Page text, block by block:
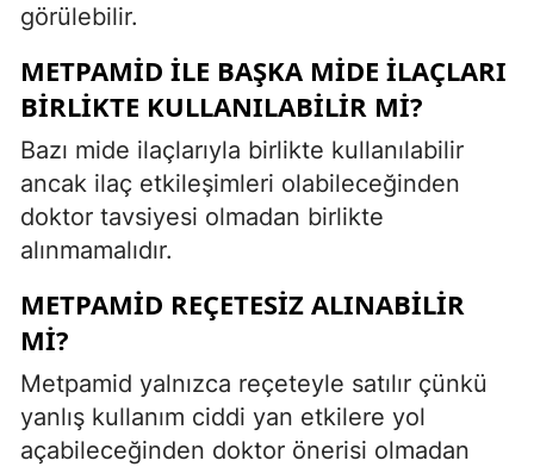
görülebilir.
METPAMID ILE BAŞKA MIDE ILAÇLARI
BIRLIKTE KULLANILABILIR MI?
Bazı mide ilaçlarıyla birlikte kullanılabilir
ancak ilaç etkileşimleri olabileceğinden
doktor tavsiyesi olmadan birlikte
alınmamalıdır.
METPAMID REÇETESIZ ALINABILIR
MI?
Metpamid yalnızca reçeteyle satılır çünkü
yanlış kullanım ciddi yan etkilere yol
açabileceğinden doktor önerisi olmadan